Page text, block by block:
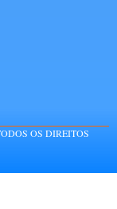
OS DIREITOS